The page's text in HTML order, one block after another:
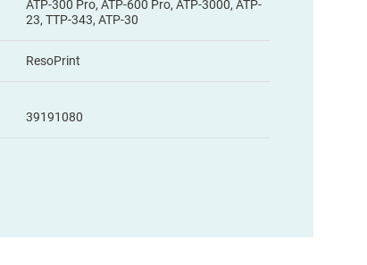
ATP-300 Pro, ATP-600 Pro, ATP-3000, ATP-
23, TTP-343, ATP-30
ResoPrint
39191080